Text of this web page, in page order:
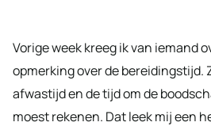
Vorige week kreeg ik van iemand
opmerking over de bereidingstijd.
afwastijd en de tijd om de
moest rekenen. Dat leek mij een